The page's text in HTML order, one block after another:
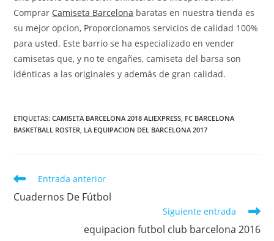
Comprar Camiseta Barcelona baratas en nuestra tienda es
su mejor opcion, Proporcionamos servicios de calidad 100%
para usted. Este barrio se ha especializado en vender
camisetas que, y no te engañes, camiseta del barsa son
idénticas a las originales y además de gran calidad.
ETIQUETAS:CAMISETA BARCELONA 2018 ALIEXPRESS, FC BARCELONA
BASKETBALL ROSTER, LA EQUIPACION DEL BARCELONA 2017
Leer
artículos
Entrada anterior
Cuadernos De Fútbol
Siguiente entrada
equipacion futbol club barcelona 2016